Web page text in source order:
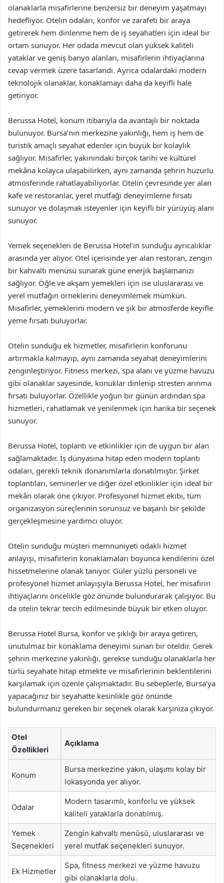
olanaklarla misafirlerine benzersiz bir deneyim yaşatmayı
hedefliyor. Otelin odaları, konfor ve zarafeti bir araya
getirerek hem dinlenme hem de iş seyahatleri için ideal bir
ortam sunuyor. Her odada mevcut olan yüksek kaliteli
yataklar ve geniş banyo alanları, misafirlerin ihtiyaçlarına
cevap vermek üzere tasarlandı. Ayrıca odalardaki modern
teknolojik olanaklar, konaklamayı daha da keyifli hale
getiriyor.
Berussa Hotel, konum itibarıyla da avantajlı bir noktada
bulunuyor. Bursa’nın merkezine yakınlığı, hem iş hem de
turistik amaçlı seyahat edenler için büyük bir kolaylık
sağlıyor. Misafirler, yakınındaki birçok tarihi ve kültürel
mekâna kolayca ulaşabilirken, aynı zamanda şehrin huzurlu
atmosferinde rahatlayabiliyorlar. Otelin çevresinde yer alan
kafe ve restoranlar, yerel mutfağı deneyimleme fırsatı
sunuyor ve dolaşmak isteyenler için keyifli bir yürüyüş alanı
sunuyor.
Yemek seçenekleri de Berussa Hotel’in sunduğu ayrıcalıklar
arasında yer alıyor. Otel içerisinde yer alan restoran, zengin
bir kahvaltı menüsü sunarak güne enerjik başlamanızı
sağlıyor. Öğle ve akşam yemekleri için ise uluslararası ve
yerel mutfağın örneklerini deneyimlemek mümkün.
Misafirler, yemeklerini modern ve şık bir atmosferde keyifle
yeme fırsatı buluyorlar.
Otelin sunduğu ek hizmetler, misafirlerin konforunu
artırmakla kalmayıp, aynı zamanda seyahat deneyimlerini
zenginleştiriyor. Fitness merkezi, spa alanı ve yüzme havuzu
gibi olanaklar sayesinde, konuklar dinlenip stresten arınma
fırsatı buluyorlar. Özellikle yoğun bir günün ardından spa
hizmetleri, rahatlamak ve yenilenmek için harika bir seçenek
sunuyor.
Berussa Hotel, toplantı ve etkinlikler için de uygun bir alan
sağlamaktadır. İş dünyasına hitap eden modern toplantı
odaları, gerekli teknik donanımlarla donatılmıştır. Şirket
toplantıları, seminerler ve diğer özel etkinlikler için ideal bir
mekân olarak öne çıkıyor. Profesyonel hizmet ekibi, tüm
organizasyon süreçlerinin sorunsuz ve başarılı bir şekilde
gerçekleşmesine yardımcı oluyor.
Otelin sunduğu müşteri memnuniyeti odaklı hizmet
anlayışı, misafirlerin konaklamaları boyunca kendilerini özel
hissetmelerine olanak tanıyor. Güler yüzlü personeli ve
profesyonel hizmet anlayışıyla Berussa Hotel, her misafirin
ihtiyaçlarını öncelikle göz önünde bulundurarak çalışıyor. Bu
da otelin tekrar tercih edilmesinde büyük bir etken oluyor.
Berussa Hotel Bursa, konfor ve şıklığı bir araya getiren,
unutulmaz bir konaklama deneyimi sunan bir oteldir. Gerek
şehrin merkezine yakınlığı, gerekse sunduğu olanaklarla her
türlü seyahate hitap etmekte ve misafirlerinin beklentilerini
karşılamak için özenle çalışmaktadır. Bu sebeplerle, Bursa’ya
yapacağınız bir seyahatte kesinlikle göz önünde
bulundurmanız gereken bir seçenek olarak karşınıza çıkıyor.
Otel
Özellikleri
Açıklama
Konum
Bursa merkezine yakın, ulaşımı kolay bir
lokasyonda yer alıyor.
Odalar
Modern tasarımlı, konforlu ve yüksek
kaliteli yataklarla donatılmış.
Yemek
Seçenekleri
Zengin kahvaltı menüsü, uluslararası ve
yerel mutfak seçenekleri sunuyor.
Ek Hizmetler
Spa, fitness merkezi ve yüzme havuzu
gibi olanaklarla dolu.